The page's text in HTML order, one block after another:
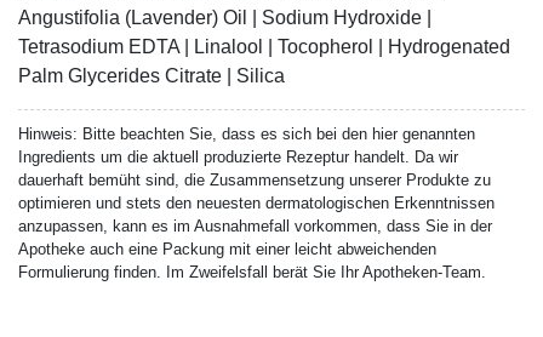
Angustifolia (Lavender) Oil | Sodium Hydroxide |
Tetrasodium EDTA | Linalool | Tocopherol | Hydrogenated
Palm Glycerides Citrate | Silica
Hinweis: Bitte beachten Sie, dass es sich bei den hier genannten
Ingredients um die aktuell produzierte Rezeptur handelt. Da wir
dauerhaft bemüht sind, die Zusammensetzung unserer Produkte zu
optimieren und stets den neuesten dermatologischen Erkenntnissen
anzupassen, kann es im Ausnahmefall vorkommen, dass Sie in der
Apotheke auch eine Packung mit einer leicht abweichenden
Formulierung finden. Im Zweifelsfall berät Sie Ihr Apotheken-Team.